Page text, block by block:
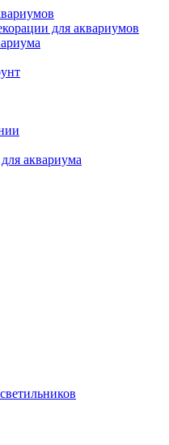
для аквариумов
аквариума